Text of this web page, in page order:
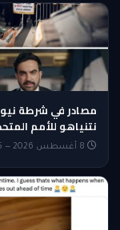
مصادر في شرطة
نتنياهو للأمم